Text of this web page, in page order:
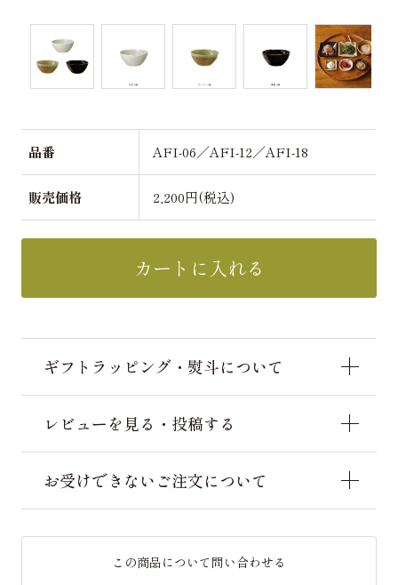
品番 AFI-06／AFI-12／AFI-18
販売価格 2,200円(税込)
カートに入れる
ギフトラッピング・熨斗について
レビューを見る・投稿する
お受けできないご注文について
この商品について問い合わせる